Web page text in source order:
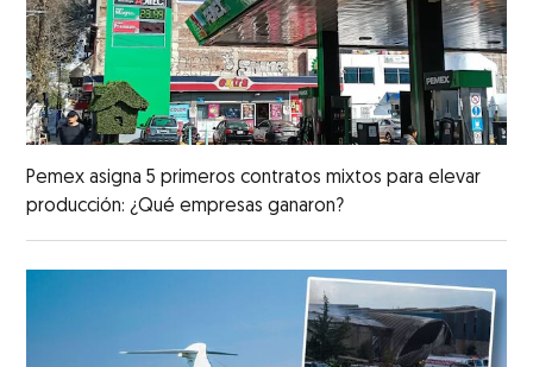
Pemex asigna 5 primeros contratos mixtos para elevar
producción: ¿Qué empresas ganaron?